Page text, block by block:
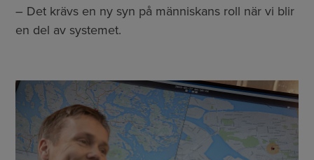
– Det krävs en ny syn på människans roll när vi blir
en del av systemet.